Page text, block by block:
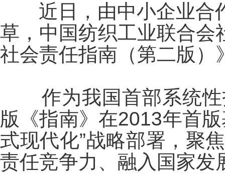
近日，由中小企业合
草，中国纺织工业联合会
社会责任指南（第二版）
作为我国首部系统性
版《指南》在2013年首
式现代化”战略部署，聚
责任竞争力、融入国家发